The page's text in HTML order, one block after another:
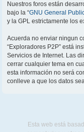
Nuestros foros están
bajo la “GNU General
y la GPL estrictamente los
Acuerda no enviar ningun
“Exploradores P2P” está
Servicios de Internet. Las
cerrar cualquier tema en
esta información no será
conlleve a que los datos
Esta web está